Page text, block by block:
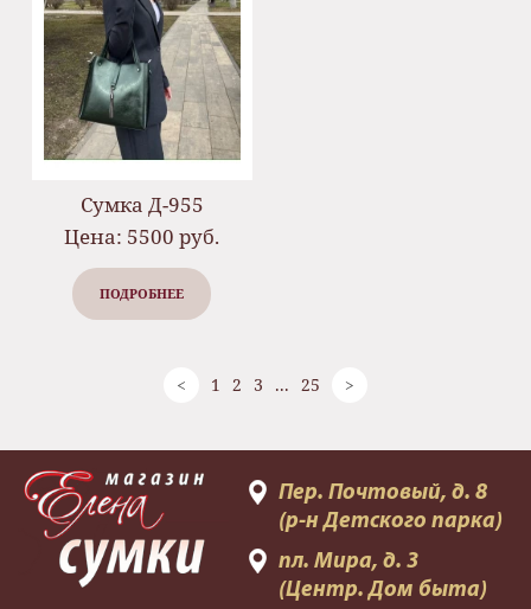
Сумка Д-955
Цена: 5500 руб.
ПОДРОБНЕЕ
< 1 2 3 ... 25 >
Пер. Почтовый, д. 8
(р-н Детского парка)
пл. Мира, д. 3
(Центр. Дом быта)